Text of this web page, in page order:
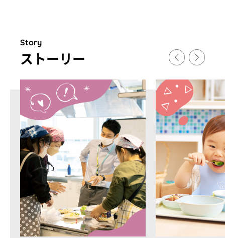
Story
ストー リ ー